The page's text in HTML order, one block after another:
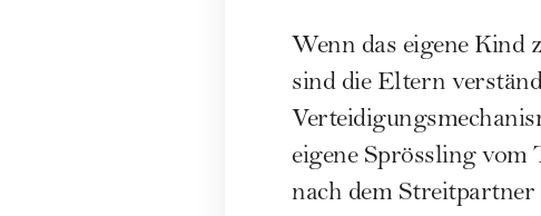
Wenn das eigene Kind
sind die Eltern
eigene Sprössling vom
nach dem Streitpartner